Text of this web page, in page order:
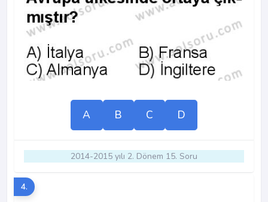
A B C D
2014-2015 yılı 2. Dönem 15. Soru
4.